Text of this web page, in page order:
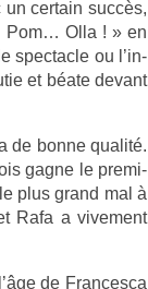
cer­tain succès,
Olla ! » en
spec­tacle ou l’in­
et béate de­vant
de bonne qualité.
gagne le pre­mi­
plus grand mal à
Rafa a vive­ment
de Fran­cesca